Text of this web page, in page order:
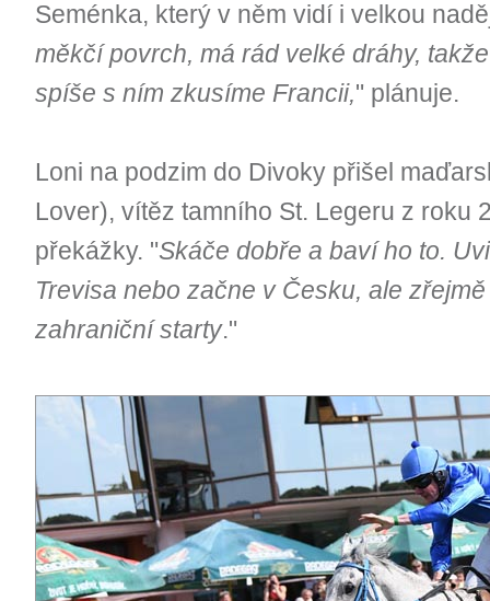
Seménka, který v něm vidí i velkou
měkčí povrch, má rád velké dráhy,
spíše s ním zkusíme Francii," plánuje.
Loni na podzim do Divoky přišel
Lover), vítěz tamního St. Legeru z roku
překážky. "Skáče dobře a baví ho to.
Trevisa nebo začne v Česku, ale
zahraniční starty."